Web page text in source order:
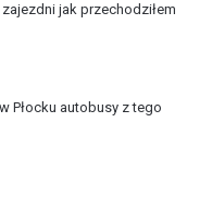
jak przechodziłem
Płocku autobusy z tego